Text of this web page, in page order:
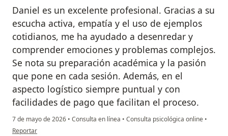
Daniel es un excelente profesional. Gracias a su
escucha activa, empatía y el uso de ejemplos
cotidianos, me ha ayudado a desenredar y
comprender emociones y problemas complejos.
Se nota su preparación académica y la pasión
que pone en cada sesión. Además, en el
aspecto logístico siempre puntual y con
facilidades de pago que facilitan el proceso.
7 de mayo de 2026 • Consulta en línea • Consulta psicológica online •
en opinión del usuario Mario G.
Reportar